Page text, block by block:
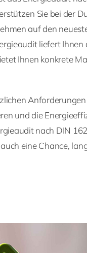
Sie bei der
auf den
liefert
Ihnen konkrete
und die
nach DIN
eine Chance,